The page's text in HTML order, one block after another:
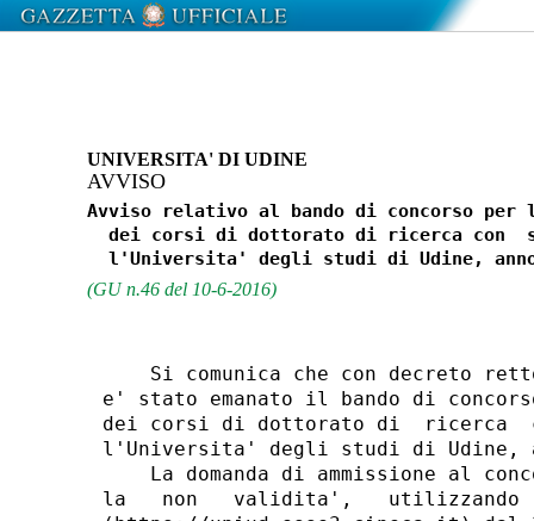
UNIVERSITA' DI UDINE
AVVISO
Avviso relativo al bando di concorso
dei corsi di dottorato di ricerca con
(GU n.46 del 10-6-2016)
Si comunica che con decreto
e' stato emanato il bando di
dei corsi di dottorato di  ricerca
l'Universita' degli studi di Udine,
La domanda di ammissione al
la   non   validita',   utilizzando